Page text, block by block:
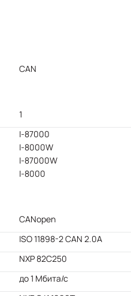
CAN
1
I-87000
I-8000W
I-87000W
I-8000
CANopen
ISO 11898-2 CAN 2.0A
NXP 82C250
до 1 Мбита/с